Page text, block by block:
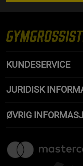
KUNDESERVICE
JURIDISK
ØVRIG